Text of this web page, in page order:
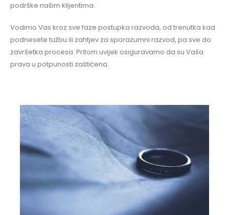
podrške našim klijentima.
Vodimo Vas kroz sve faze postupka razvoda, od trenutka kad
podnesete tužbu ili zahtjev za sporazumni razvod, pa sve do
završetka procesa. Pritom uvijek osiguravamo da su Vaša
prava u potpunosti zaštićena.